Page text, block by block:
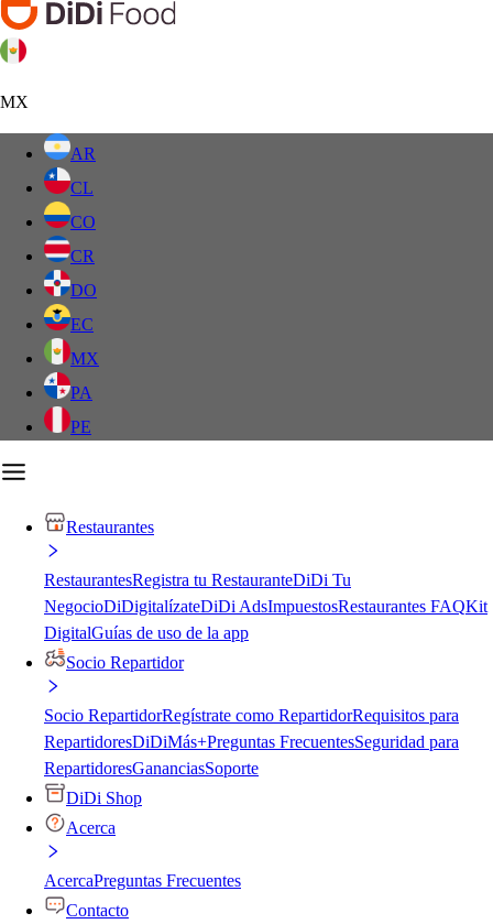
MX
AR
CL
CO
CR
DO
EC
MX
PA
PE
Restaurantes
RestaurantesRegistra tu RestauranteDiDi Tu
NegocioDiDigitalízateDiDi AdsImpuestosRestaurantes FAQKit
DigitalGuías de uso de la app
Socio Repartidor
Socio RepartidorRegístrate como RepartidorRequisitos para
RepartidoresDiDiMás+Preguntas FrecuentesSeguridad para
RepartidoresGananciasSoporte
DiDi Shop
Acerca
AcercaPreguntas Frecuentes
Contacto